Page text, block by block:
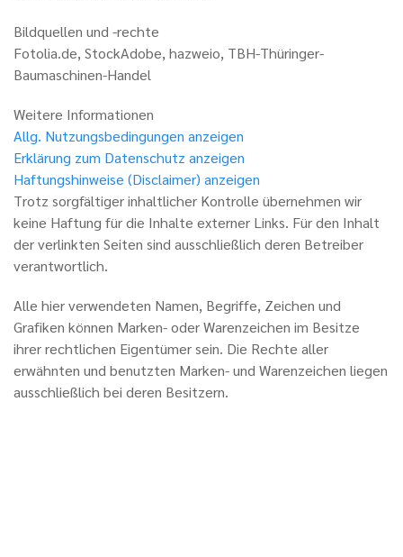
Bildquellen und -rechte
Fotolia.de, StockAdobe, hazweio, TBH-Thüringer-
Baumaschinen-Handel
Weitere Informationen
Allg. Nutzungsbedingungen anzeigen
Erklärung zum Datenschutz anzeigen
Haftungshinweise (Disclaimer) anzeigen
Trotz sorgfältiger inhaltlicher Kontrolle übernehmen wir
keine Haftung für die Inhalte externer Links. Für den Inhalt
der verlinkten Seiten sind ausschließlich deren Betreiber
verantwortlich.
Alle hier verwendeten Namen, Begriffe, Zeichen und
Grafiken können Marken- oder Warenzeichen im Besitze
ihrer rechtlichen Eigentümer sein. Die Rechte aller
erwähnten und benutzten Marken- und Warenzeichen liegen
ausschließlich bei deren Besitzern.